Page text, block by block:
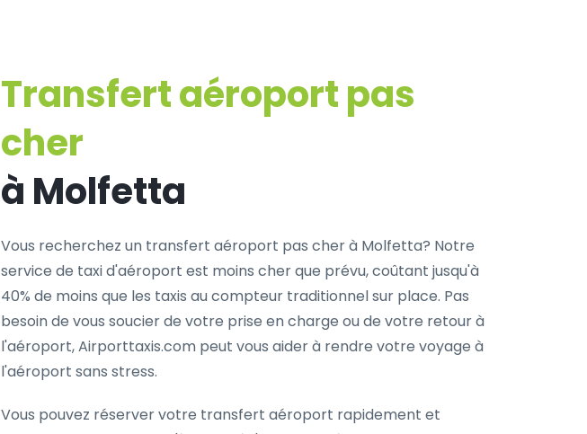
Transfert aéroport pas
cher
à Molfetta
Vous recherchez un transfert aéroport pas cher à Molfetta? Notre
service de taxi d'aéroport est moins cher que prévu, coûtant jusqu'à
40% de moins que les taxis au compteur traditionnel sur place. Pas
besoin de vous soucier de votre prise en charge ou de votre retour à
l'aéroport, Airporttaxis.com peut vous aider à rendre votre voyage à
l'aéroport sans stress.
Vous pouvez réserver votre transfert aéroport rapidement et